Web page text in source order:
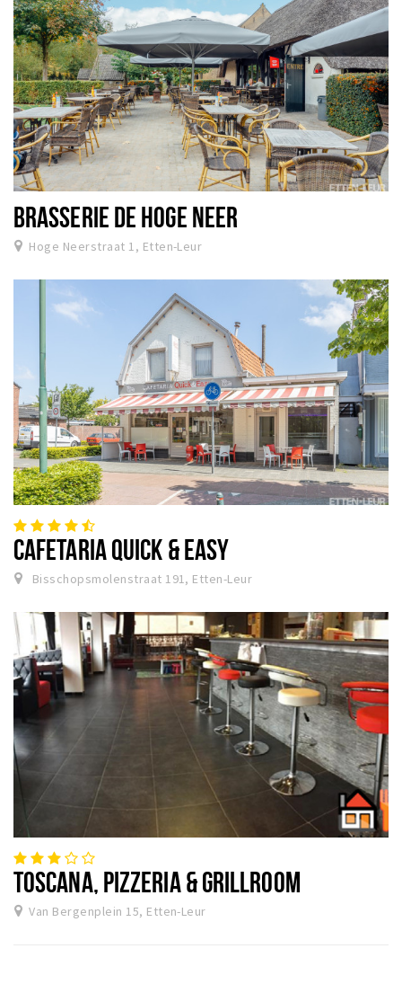
BRASSERIE DE HOGE NEER
Hoge Neerstraat 1, Etten-Leur
CAFETARIA QUICK & EASY
Bisschopsmolenstraat 191, Etten-Leur
TOSCANA, PIZZERIA & GRILLROOM
Van Bergenplein 15, Etten-Leur